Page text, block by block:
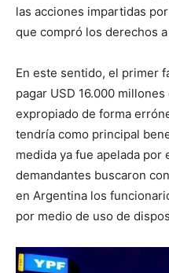
las acciones impartidas
que compró los derechos
En este sentido, el primer
pagar USD 16.000
expropiado de forma
tendría como principal
medida ya fue apelada por
demandantes buscaron
en Argentina los
por medio de uso de